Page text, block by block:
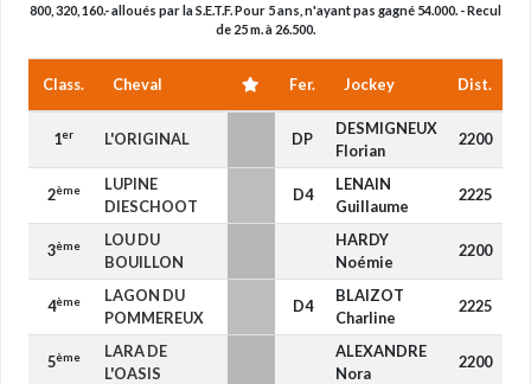
800, 320, 160.- alloués par la S.E.T.F. Pour 5 ans, n'ayant pas gagné 54.000. - Recul
de 25 m. à 26.500.
Class. Cheval Fer. Jockey Dist.
1er L'ORIGINAL DP
DESMIGNEUX
Florian
2200
2ème
LUPINE
DIESCHOOT
D4
LENAIN
Guillaume
2225
3ème
LOU DU
BOUILLON
HARDY
Noémie
2200
4ème
LAGON DU
POMMEREUX
D4
BLAIZOT
Charline
2225
5ème
LARA DE
L'OASIS
ALEXANDRE
Nora
2200